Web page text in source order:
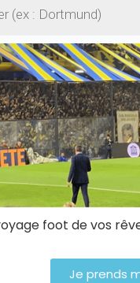
foot de vos
Je prends